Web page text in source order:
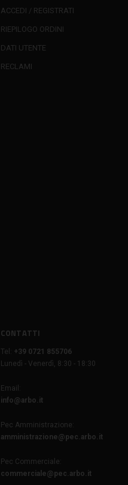
ACCEDI / REGISTRATI
RIEPILOGO ORDINI
DATI UTENTE
RECLAMI
CONTATTI
Tel:
+39 0721 855706
Lunedì - Venerdì, 8:30 - 18:30
Email:
info@arbo.it
Pec Amministrazione:
amministrazione@pec.arbo.it
Pec Commerciale:
commerciale@pec.arbo.it